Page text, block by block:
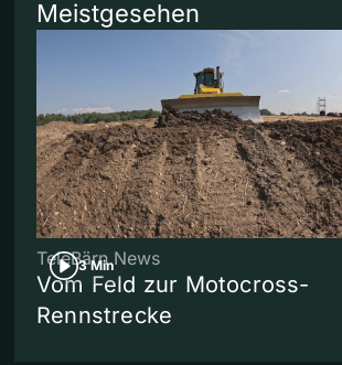
Meistgesehen
3 Min
TeleBärn News
Vom Feld zur Motocross-
Rennstrecke